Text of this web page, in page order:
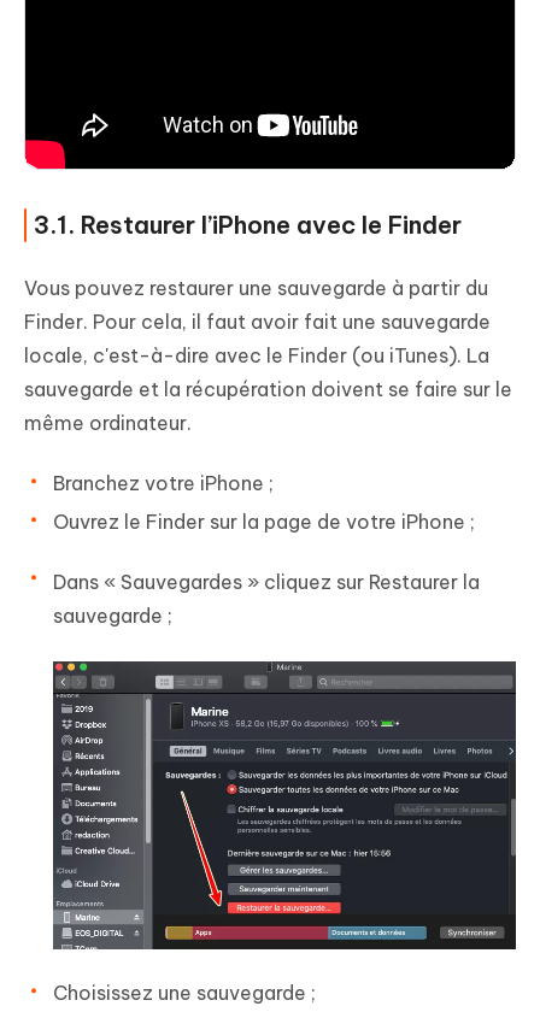
3.1. Restaurer l’iPhone avec le Finder
Vous pouvez restaurer une sauvegarde à partir du
Finder. Pour cela, il faut avoir fait une sauvegarde
locale, c'est-à-dire avec le Finder (ou iTunes). La
sauvegarde et la récupération doivent se faire sur le
même ordinateur.
Branchez votre iPhone ;
Ouvrez le Finder sur la page de votre iPhone ;
Dans « Sauvegardes » cliquez sur Restaurer la
sauvegarde ;
Choisissez une sauvegarde ;